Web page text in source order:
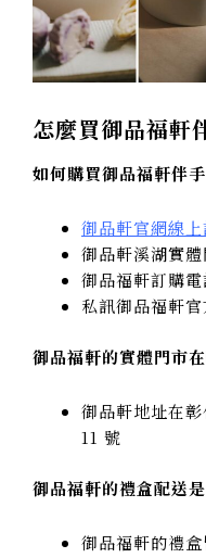
怎麼買御品福軒
如何購買御品福軒伴
御品軒官網線
御品軒溪湖實
御品福軒訂購
私訊御品福軒
御品福軒的實體門市
御品軒地址在
11 號
御品福軒的禮盒配送
御品福軒的禮盒